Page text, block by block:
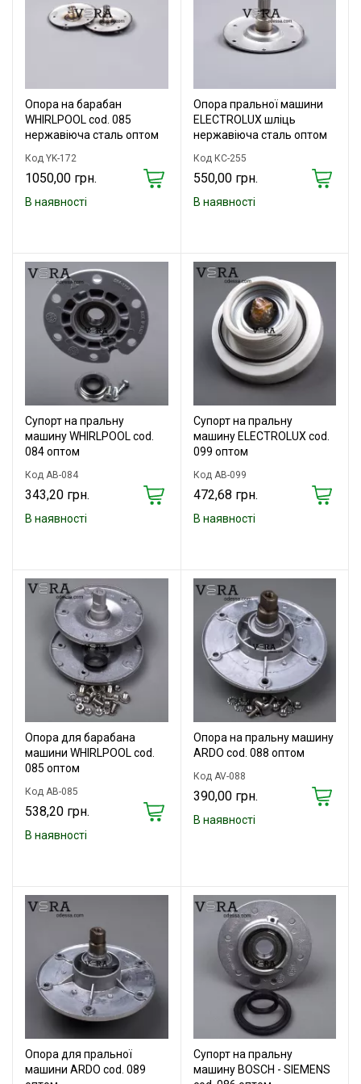
Опора на барабан
WHIRLPOOL cod. 085
нержавіюча сталь оптом
Код YK-172
1050,00 грн.
В наявності
Опора пральної машини
ELECTROLUX шліць
нержавіюча сталь оптом
Код КС-255
550,00 грн.
В наявності
Супорт на пральну
машину WHIRLPOOL cod.
084 оптом
Код AB-084
343,20 грн.
В наявності
Супорт на пральну
машину ELECTROLUX cod.
099 оптом
Код AB-099
472,68 грн.
В наявності
Опора для барабана
машини WHIRLPOOL cod.
085 оптом
Код AB-085
538,20 грн.
В наявності
Опора на пральну машину
ARDO cod. 088 оптом
Код AV-088
390,00 грн.
В наявності
Опора для пральної
машини ARDO cod. 089
Супорт на пральну
машину BOSCH - SIEMENS